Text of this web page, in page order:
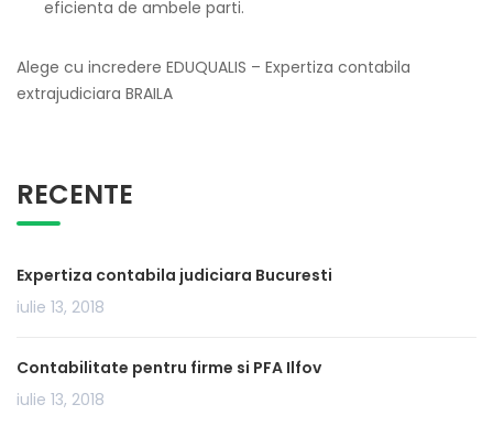
eficienta de ambele parti.
Alege cu incredere EDUQUALIS – Expertiza contabila
extrajudiciara BRAILA
RECENTE
Expertiza contabila judiciara Bucuresti
iulie 13, 2018
Contabilitate pentru firme si PFA Ilfov
iulie 13, 2018